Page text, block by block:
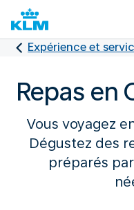
Expérience et
Repas en
Vous voyagez
Dégustez des
préparés